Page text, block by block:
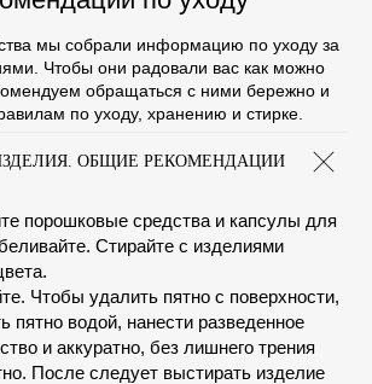
мы собрали информацию по уходу за
Чтобы они радовали вас как можно
обращаться с ними бережно и
по уходу, хранению и стирке.
ОБЩИЕ РЕКОМЕНДАЦИИ
порошковые средства и капсулы для
Стирайте с изделиями
Чтобы удалить пятно с поверхности,
пятно водой, нанести разведенное
и аккуратно, без лишнего трения
После следует выстирать изделие